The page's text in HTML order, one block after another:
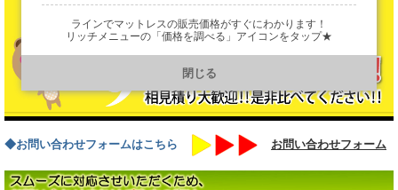
◆お問い合わせフォームはこちら お問い合わせフォーム
ラインでマットレスの販売価格がすぐにわかります！
リッチメニューの「価格を調べる」アイコンをタップ★
https://line.me/R/ti/p/@901ptzjz
閉じる